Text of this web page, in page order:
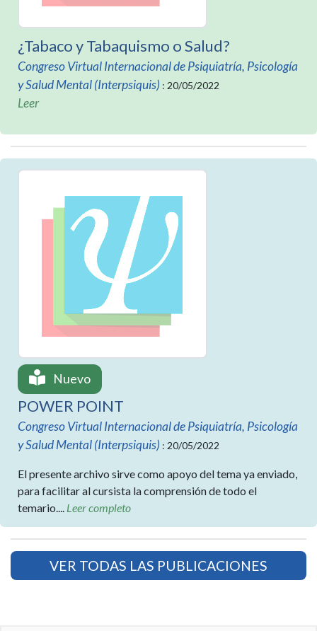
¿Tabaco y Tabaquismo o Salud?
Congreso Virtual Internacional de Psiquiatría, Psicología
y Salud Mental (Interpsiquis) : 20/05/2022
Leer
Nuevo
POWER POINT
Congreso Virtual Internacional de Psiquiatría, Psicología
y Salud Mental (Interpsiquis) : 20/05/2022
El presente archivo sirve como apoyo del tema ya enviado,
para facilitar al cursista la comprensión de todo el
temario.... Leer completo
VER TODAS LAS PUBLICACIONES